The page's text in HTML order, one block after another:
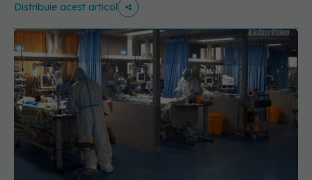
Distribuie acest articol